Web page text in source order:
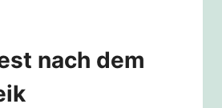
nach dem